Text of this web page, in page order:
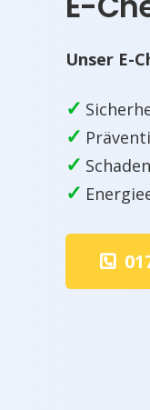
Unser E-
✓
✓
✓
✓